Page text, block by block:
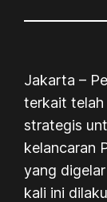
Jakarta –
terkait telah
strategis
kelancaran
yang
kali ini